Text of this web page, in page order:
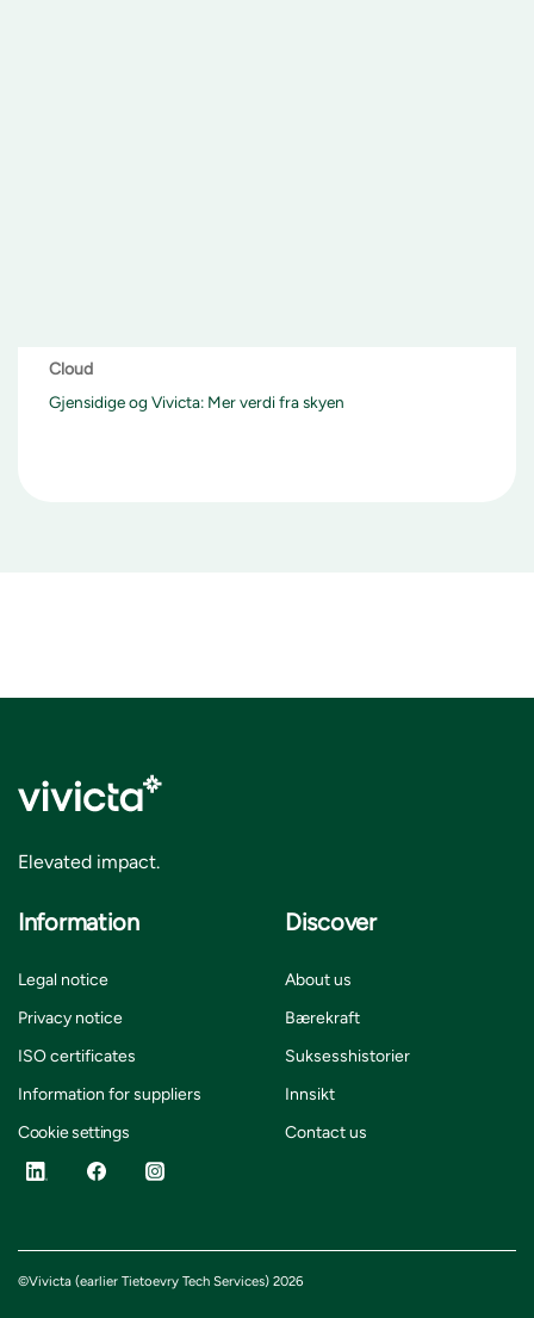
Cloud
Gjensidige og Vivicta: Mer verdi fra skyen
Elevated impact.
Information
Legal notice
Privacy notice
ISO certificates
Information for suppliers
Cookie settings
Discover
About us
Bærekraft
Suksesshistorier
Innsikt
Contact us
©Vivicta (earlier Tietoevry Tech Services) 2026